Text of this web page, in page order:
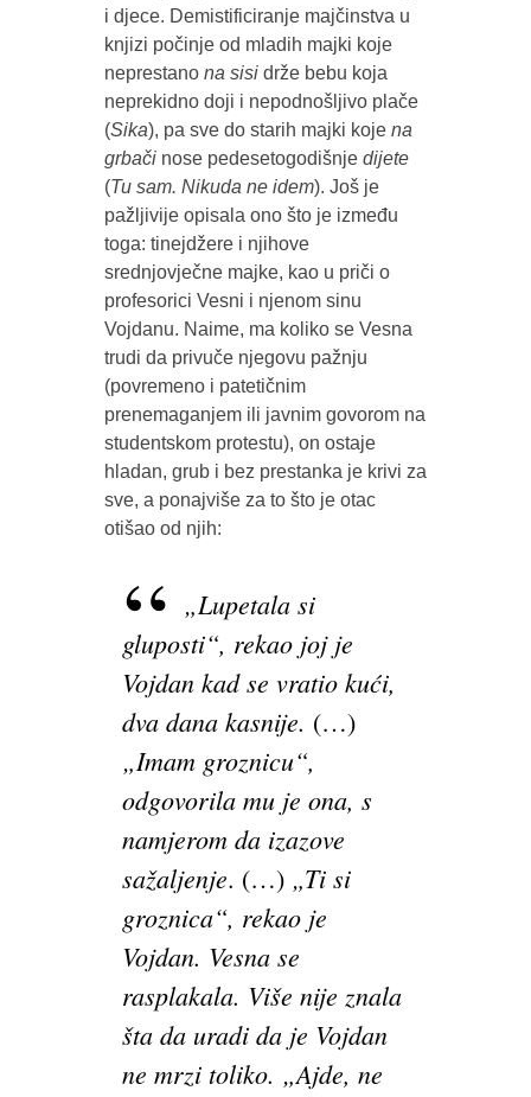
i djece. Demistificiranje majčinstva u
knjizi počinje od mladih majki koje
neprestano na sisidrže bebu koja
neprekidno doji i nepodnošljivo plače
(Sika), pa sve do starih majki koje na
grbačinose pedesetogodišnje dijete
(Tu sam. Nikuda ne idem). Još je
pažljivije opisala ono što je između
toga: tinejdžere i njihove
srednjovječne majke, kao u priči o
profesorici Vesni i njenom sinu
Vojdanu. Naime, ma koliko se Vesna
trudi da privuče njegovu pažnju
(povremeno i patetičnim
prenemaganjem ili javnim govorom na
studentskom protestu), on ostaje
hladan, grub i bez prestanka je krivi za
sve, a ponajviše za to što je otac
otišao od njih:
„Lupetala si
gluposti“, rekao joj je
Vojdan kad se vratio kući,
dva dana kasnije. (…)
„Imam groznicu“,
odgovorila mu je ona, s
namjerom da izazove
sažaljenje. (…)„Ti si
groznica“, rekao je
Vojdan. Vesna se
rasplakala. Više nije znala
šta da uradi da je Vojdan
ne mrzi toliko. „Ajde, ne